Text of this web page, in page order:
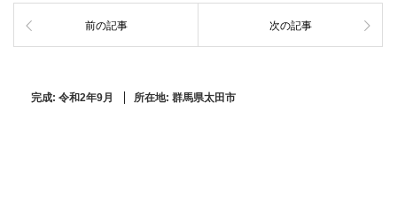
前の記事 次の記事
完成: 令和2年9月 所在地: 群馬県太田市